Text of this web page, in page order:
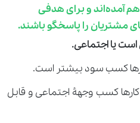
آمده‌اند و برای هدفی
مشتریان را پاسخگو باشند.
است یا اجتماعی.
کسب سود بیشتر است.
کسب وجهۀ اجتماعی و قابل